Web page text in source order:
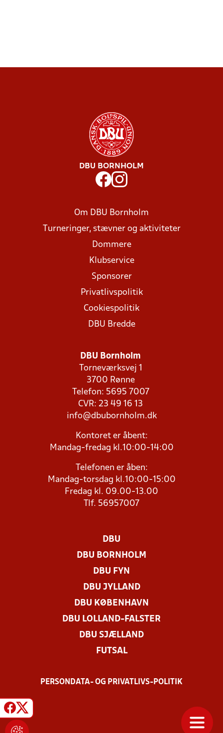
DBU BORNHOLM
Om DBU Bornholm
Turneringer, stævner og aktiviteter
Dommere
Klubservice
Sponsorer
Privatlivspolitik
Cookiespolitik
DBU Bredde
DBU Bornholm
Torneværksvej 1
3700 Rønne
Telefon: 5695 7007
CVR: 23 49 16 13
info@dbubornholm.dk
Kontoret er åbent:
Mandag-fredag kl.10:00-14:00
Telefonen er åben:
Mandag-torsdag kl.10:00-15:00
Fredag kl. 09.00-13.00
Tlf. 56957007
DBU
DBU BORNHOLM
DBU FYN
DBU JYLLAND
DBU KØBENHAVN
DBU LOLLAND-FALSTER
DBU SJÆLLAND
FUTSAL
PERSONDATA- OG PRIVATLIVS-POLITIK